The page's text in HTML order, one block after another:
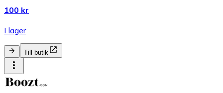
100 kr
I lager
Till butik